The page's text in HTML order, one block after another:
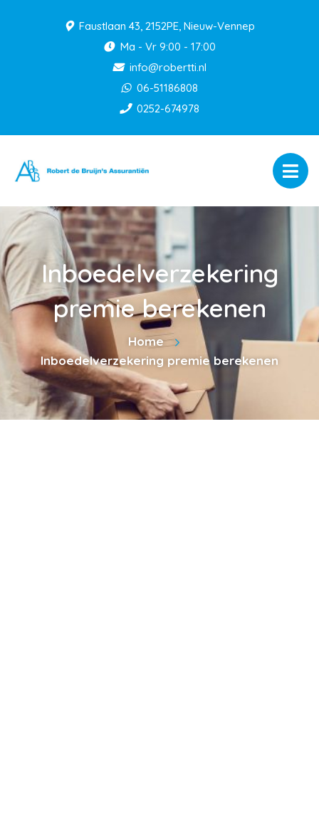
Faustlaan 43, 2152PE, Nieuw-Vennep
Ma - Vr 9:00 - 17:00
info@robertti.nl
06-51186808
0252-674978
Inboedelverzekering
premie berekenen
Home
Inboedelverzekering premie berekenen